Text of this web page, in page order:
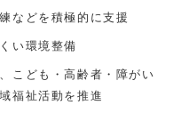
などを積極的に支援
い環境整備
こども・高齢者・障がい
福祉活動を推進